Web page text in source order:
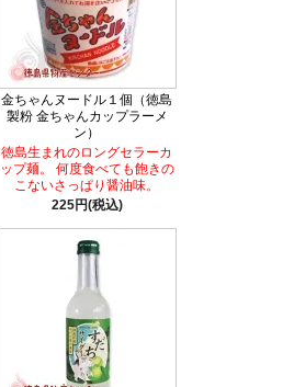
金ちゃんヌードル１個（徳島
製粉 金ちゃんカップラーメ
ン）
徳島生まれのロングセラーカ
ップ麺。 何度食べても飽きの
こないさっぱり醤油味。
225円(税込)